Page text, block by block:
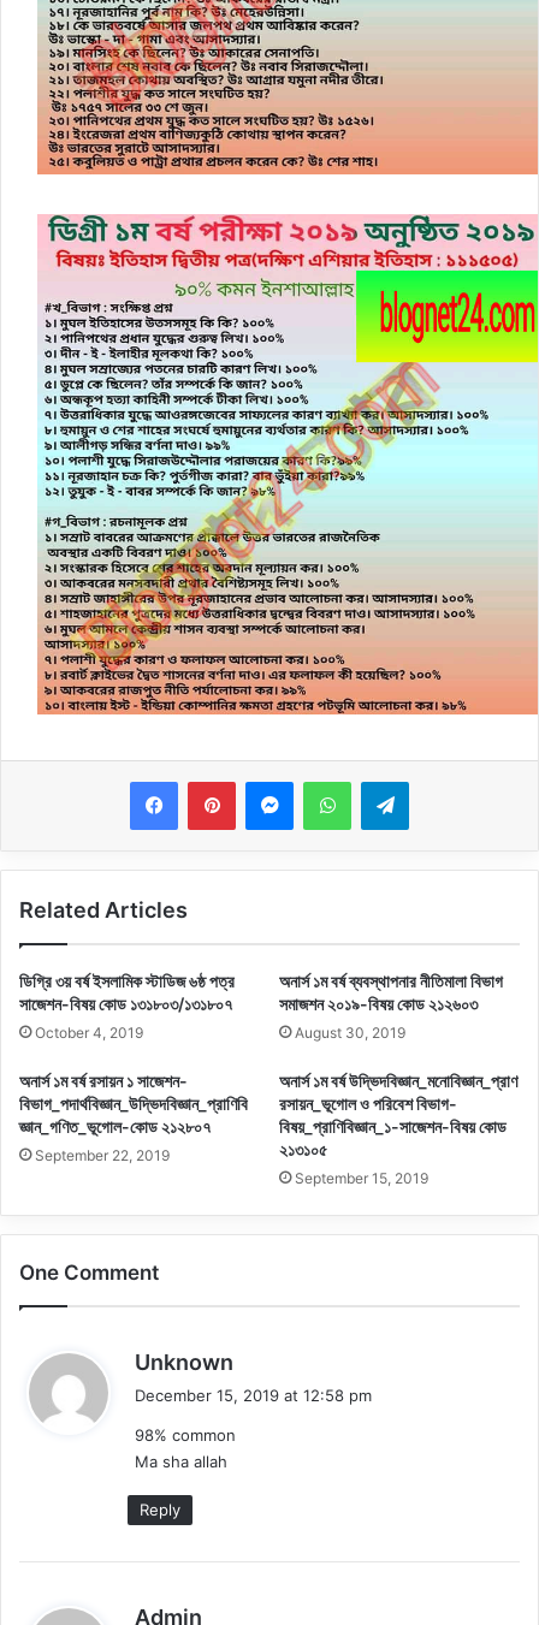
MessengerWhatsAppTelegram
Related Articles
ডিগ্রি ৩য় বর্ষ ইসলামিক স্টাডিজ ৬ষ্ঠ পত্র
সাজেশন-বিষয় কোড ১৩১৮০৩/১৩১৮০৭
October 4, 2019
অনার্স ১ম বর্ষ ব্যবস্থাপনার নীতিমালা বিভাগ
সমাজশন ২০১৯-বিষয় কোড ২১২৬০৩
August 30, 2019
অনার্স ১ম বর্ষ রসায়ন ১ সাজেশন-
বিভাগ_পদার্থবিজ্ঞান_উদ্ভিদবিজ্ঞান_প্রাণিবি
জ্ঞান_গণিত_ভূগোল-কোড ২১২৮০৭
September 22, 2019
অনার্স ১ম বর্ষ উদ্ভিদবিজ্ঞান_মনোবিজ্ঞান_প্রাণ
রসায়ন_ভূগোল ও পরিবেশ বিভাগ-
বিষয়_প্রাণিবিজ্ঞান_১-সাজেশন-বিষয় কোড
২১৩১০৫
September 15, 2019
One Comment
Unknown
y
s
December 15, 2019 at 12:58 pm
98% common
Ma sha allah
Reply
Admin